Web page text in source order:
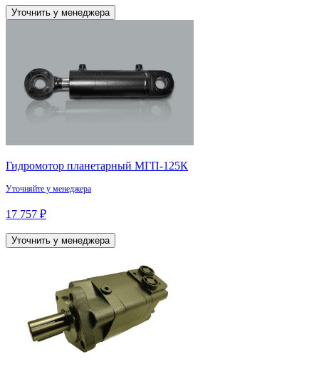
Уточнить у менеджера
Гидромотор планетарный МГП-125К
Уточняйте у менеджера
17 757 ₽
Уточнить у менеджера